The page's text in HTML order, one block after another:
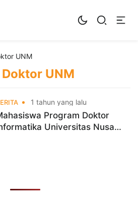
Bisnis
UNM
UNM
1 tahun yang lalu
Program Doktor
Universitas Nusa